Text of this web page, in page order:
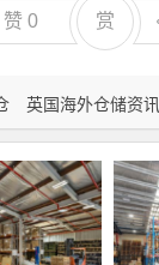
英国海外仓储资讯
赞0 赏